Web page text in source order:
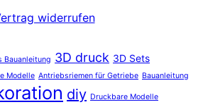
widerrufen
Bauanleitung 3D druck 3D Sets
Modelle Antriebsriemen für Getriebe Bauanleitung
diy Druckbare Modelle